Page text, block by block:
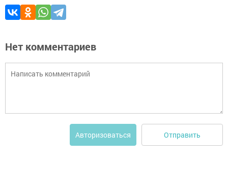
Нет комментариев
Авторизоваться Отправить